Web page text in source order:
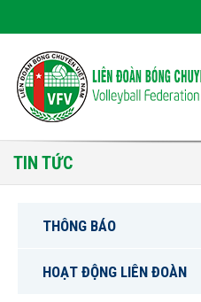
TIN TỨC
THÔNG BÁO
HOẠT ĐỘNG LIÊN ĐOÀN